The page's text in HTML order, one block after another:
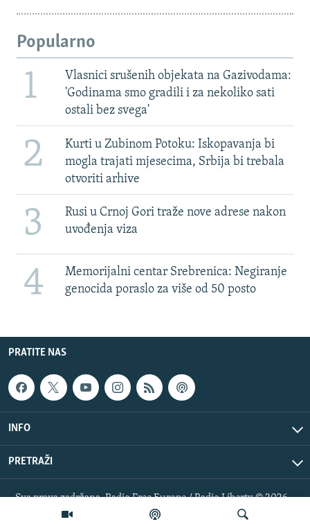
Popularno
1
Vlasnici srušenih objekata na Gazivodama:
'Godinama smo gradili i za nekoliko sati
ostali bez svega'
2
Kurti u Zubinom Potoku: Iskopavanja bi
mogla trajati mjesecima, Srbija bi trebala
otvoriti arhive
3
Rusi u Crnoj Gori traže nove adrese nakon
uvođenja viza
4
Memorijalni centar Srebrenica: Negiranje
genocida poraslo za više od 50 posto
PRATITE NAS
INFO
PRETRAŽI
Sva prava zadržana. Radio Free Europe / Radio Liberty © 2026
RFE/RL, Inc.